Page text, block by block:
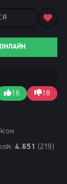
4.651
(219)
16 18